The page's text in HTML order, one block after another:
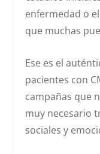
enfermedad o
que muchas
Ese es el
pacientes con
campañas que
muy necesario
sociales y